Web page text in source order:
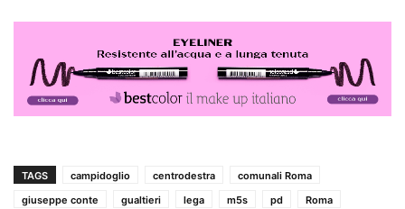
TAGS campidoglio centrodestra
comunali Roma
giuseppe conte
gualtieri lega m5s pd
Roma